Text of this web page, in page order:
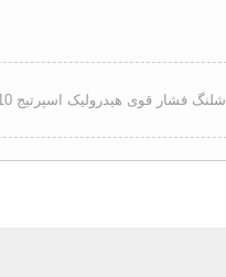
شلنگ فشار قوی هیدرولیک اسپرتیج 2010 اصلی